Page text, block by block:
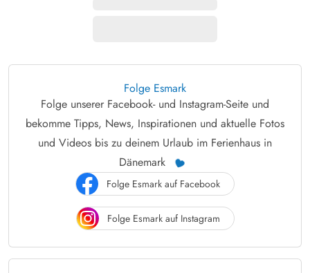
Folge Esmark
Folge unserer Facebook- und Instagram-Seite und
bekomme Tipps, News, Inspirationen und aktuelle Fotos
und Videos bis zu deinem Urlaub im Ferienhaus in
Dänemark
Folge Esmark auf Facebook
Folge Esmark auf Instagram